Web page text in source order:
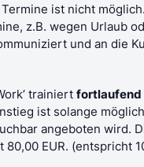
ist nicht möglich.
z.B. wegen Urlaub
und an die
trainiert fortlaufend
ist solange
angeboten wird.
EUR. (entspricht